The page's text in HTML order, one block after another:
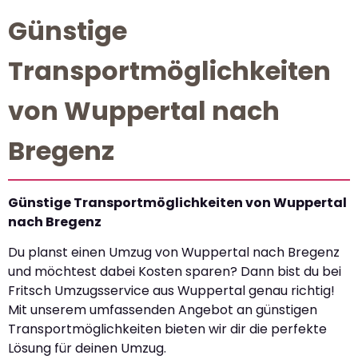
Günstige
Transportmöglichkeiten
von Wuppertal nach
Bregenz
Günstige Transportmöglichkeiten von Wuppertal
nach Bregenz
Du planst einen Umzug von Wuppertal nach Bregenz
und möchtest dabei Kosten sparen? Dann bist du bei
Fritsch Umzugsservice aus Wuppertal genau richtig!
Mit unserem umfassenden Angebot an günstigen
Transportmöglichkeiten bieten wir dir die perfekte
Lösung für deinen Umzug.